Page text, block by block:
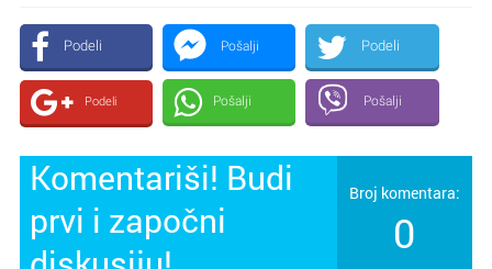
Podeli Pošalji Podeli
Podeli Pošalji Pošalji
Komentariši! Budi
prvi i započni
Broj komentara:
0